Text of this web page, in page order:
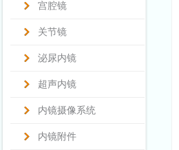
宫腔镜
关节镜
泌尿内镜
超声内镜
内镜摄像系统
内镜附件